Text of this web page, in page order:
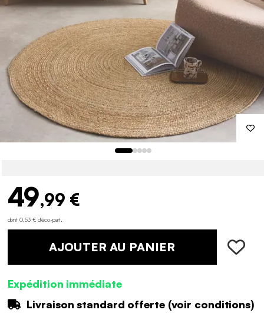
49,99 €
dont 0,53 € d'éco-part
AJOUTER AU PANIER
Expédition immédiate
Livraison standard offerte (voir conditions)